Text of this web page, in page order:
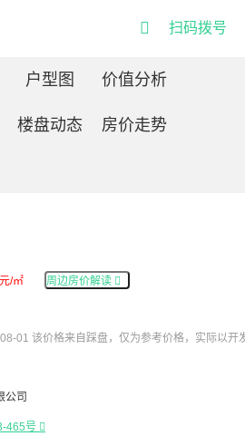
 扫码拨号
户型图 价值分析
楼盘动态 房价走势
/㎡ 周边房价解读 
01 该价格来自踩盘，仅为参考价格，实际以开
公司
465号 